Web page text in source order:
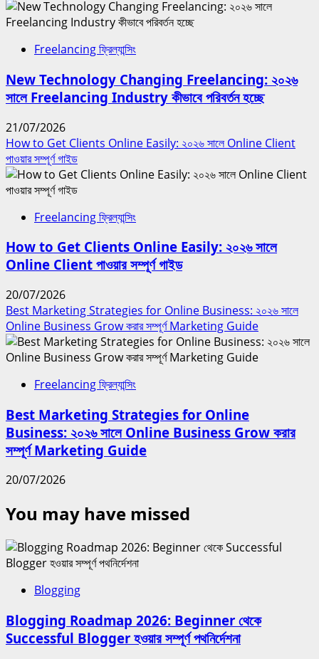
Freelancing ফ্রিল্যান্সিং
New Technology Changing Freelancing: ২০২৬
সালে Freelancing Industry কীভাবে পরিবর্তন হচ্ছে
21/07/2026
How to Get Clients Online Easily: ২০২৬ সালে Online Client
পাওয়ার সম্পূর্ণ গাইড
Freelancing ফ্রিল্যান্সিং
How to Get Clients Online Easily: ২০২৬ সালে
Online Client পাওয়ার সম্পূর্ণ গাইড
20/07/2026
Best Marketing Strategies for Online Business: ২০২৬ সালে
Online Business Grow করার সম্পূর্ণ Marketing Guide
Freelancing ফ্রিল্যান্সিং
Best Marketing Strategies for Online
Business: ২০২৬ সালে Online Business Grow করার
সম্পূর্ণ Marketing Guide
20/07/2026
You may have missed
Blogging
Blogging Roadmap 2026: Beginner থেকে
Successful Blogger হওয়ার সম্পূর্ণ পথনির্দেশনা